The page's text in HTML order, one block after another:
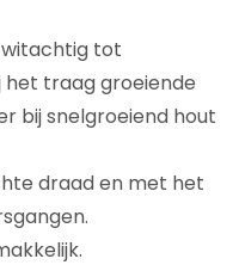
witachtig tot
het traag groeiende
bij snelgroeiend hout
draad en met het